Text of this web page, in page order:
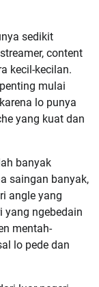
sedikit
content
kecil-kecilan.
mulai
lo punya
yang kuat dan
banyak
saingan banyak,
angle yang
yang ngebedain
mentah-
lo pede dan